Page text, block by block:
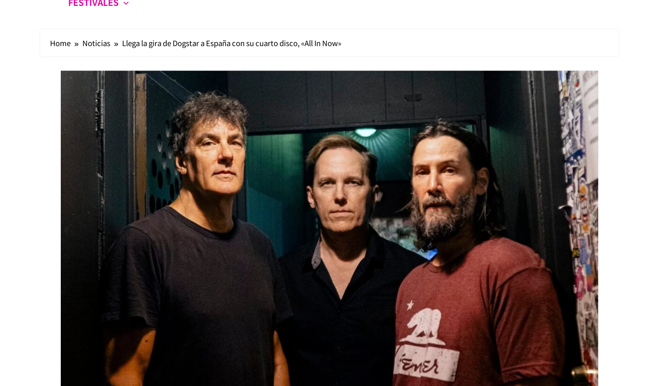
Home Noticias Llega la gira de Dogstar a España con su cuarto disco, «All In Now»